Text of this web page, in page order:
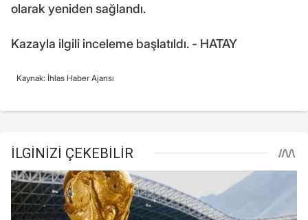
olarak yeniden sağlandı.
Kazayla ilgili inceleme başlatıldı. - HATAY
Kaynak: İhlas Haber Ajansı